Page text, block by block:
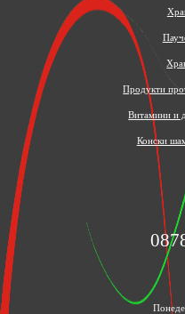
Продукти
Витамини и
Конски